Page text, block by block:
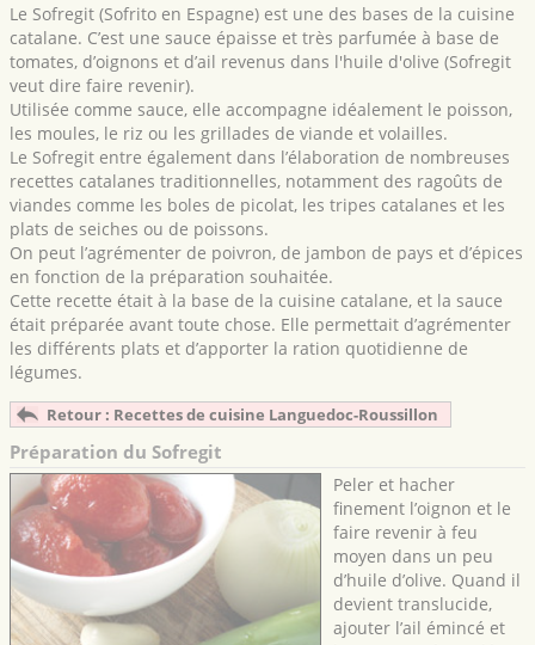
Le Sofregit (Sofrito en Espagne) est une des bases de la cuisine
catalane. C’est une sauce épaisse et très parfumée à base de
tomates, d’oignons et d’ail revenus dans l'huile d'olive (Sofregit
veut dire faire revenir).
Utilisée comme sauce, elle accompagne idéalement le poisson,
les moules, le riz ou les grillades de viande et volailles.
Le Sofregit entre également dans l’élaboration de nombreuses
recettes catalanes traditionnelles, notamment des ragoûts de
viandes comme les boles de picolat, les tripes catalanes et les
plats de seiches ou de poissons.
On peut l’agrémenter de poivron, de jambon de pays et d’épices
en fonction de la préparation souhaitée.
Cette recette était à la base de la cuisine catalane, et la sauce
était préparée avant toute chose. Elle permettait d’agrémenter
les différents plats et d’apporter la ration quotidienne de
légumes.
Retour : Recettes de cuisine Languedoc-Roussillon
Préparation du Sofregit
Peler et hacher
finement l’oignon et le
faire revenir à feu
moyen dans un peu
d’huile d’olive. Quand il
devient translucide,
ajouter l’ail émincé et